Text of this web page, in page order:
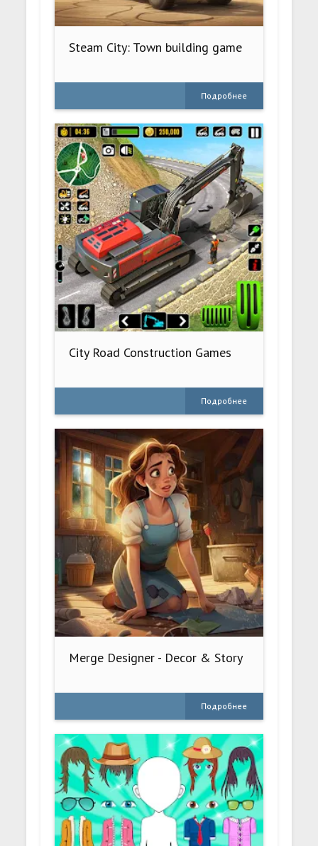
Steam City: Town building game
Подробнее
City Road Construction Games
Подробнее
Merge Designer - Decor & Story
Подробнее